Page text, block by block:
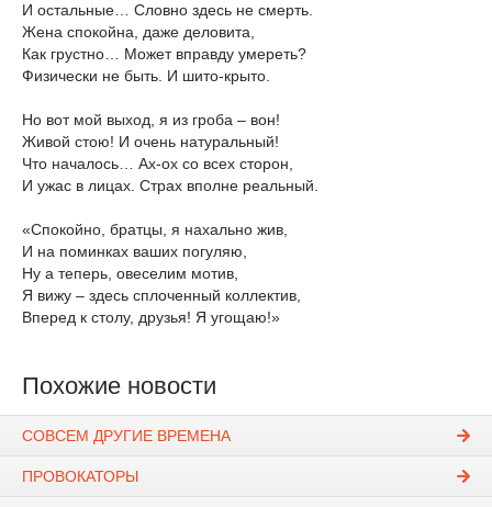
И остальные… Словно здесь не смерть.
Жена спокойна, даже деловита,
Как грустно… Может вправду умереть?
Физически не быть. И шито-крыто.
Но вот мой выход, я из гроба – вон!
Живой стою! И очень натуральный!
Что началось… Ах-ох со всех сторон,
И ужас в лицах. Страх вполне реальный.
«Спокойно, братцы, я нахально жив,
И на поминках ваших погуляю,
Ну а теперь, овеселим мотив,
Я вижу – здесь сплоченный коллектив,
Вперед к столу, друзья! Я угощаю!»
Похожие новости
СОВСЕМ ДРУГИЕ ВРЕМЕНА
ПРОВОКАТОРЫ